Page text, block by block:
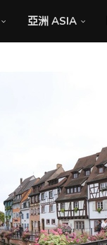
亞洲 ASIA